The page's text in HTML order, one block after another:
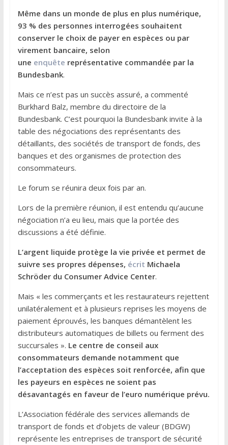
Même dans un monde de plus en plus numérique,
93 % des personnes interrogées souhaitent
conserver le choix de payer en espèces ou par
virement bancaire, selon
une enquête représentative commandée par la
Bundesbank.
Mais ce n’est pas un succès assuré, a commenté
Burkhard Balz, membre du directoire de la
Bundesbank. C’est pourquoi la Bundesbank invite à la
table des négociations des représentants des
détaillants, des sociétés de transport de fonds, des
banques et des organismes de protection des
consommateurs.
Le forum se réunira deux fois par an.
Lors de la première réunion, il est entendu qu’aucune
négociation n’a eu lieu, mais que la portée des
discussions a été définie.
L’argent liquide protège la vie privée et permet de
suivre ses propres dépenses, écrit Michaela
Schröder du Consumer Advice Center.
Mais « les commerçants et les restaurateurs rejettent
unilatéralement et à plusieurs reprises les moyens de
paiement éprouvés, les banques démantèlent les
distributeurs automatiques de billets ou ferment des
succursales ». Le centre de conseil aux
consommateurs demande notamment que
l’acceptation des espèces soit renforcée, afin que
les payeurs en espèces ne soient pas
désavantagés en faveur de l’euro numérique prévu.
L’Association fédérale des services allemands de
transport de fonds et d’objets de valeur (BDGW)
représente les entreprises de transport de sécurité